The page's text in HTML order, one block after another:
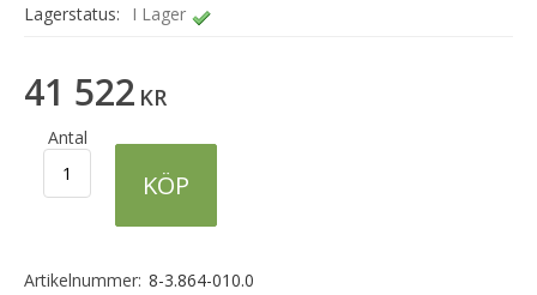
Lagerstatus: I Lager
41 522 KR
Antal
KÖP
Artikelnummer: 8-3.864-010.0